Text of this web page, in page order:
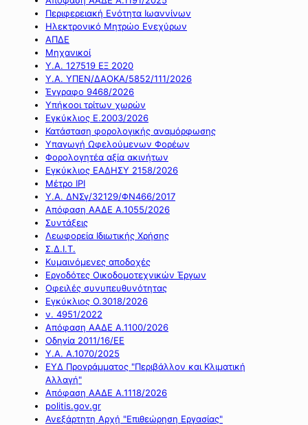
Περιφερειακή Ενότητα Ιωαννίνων
Ηλεκτρονικό Μητρώο Ενεχύρων
ΑΠΔΕ
Μηχανικοί
Υ.Α. 127519 ΕΞ 2020
Υ.Α. ΥΠΕΝ/ΔΑΟΚΑ/5852/111/2026
Έγγραφο 9468/2026
Υπήκοοι τρίτων χωρών
Εγκύκλιος Ε.2003/2026
Κατάσταση φορολογικής αναμόρφωσης
Υπαγωγή Ωφελούμενων Φορέων
Φορολογητέα αξία ακινήτων
Εγκύκλιος ΕΑΔΗΣΥ 2158/2026
Μέτρο IPI
Υ.Α. ΔΝΣγ/32129/ΦΝ466/2017
Απόφαση ΑΑΔΕ Α.1055/2026
Συντάξεις
Λεωφορεία Ιδιωτικής Χρήσης
Σ.Δ.Ι.Τ.
Κυμαινόμενες αποδοχές
Εργοδότες Οικοδομοτεχνικών Έργων
Οφειλές συνυπευθυνότητας
Εγκύκλιος Ο.3018/2026
ν. 4951/2022
Απόφαση ΑΑΔΕ Α.1100/2026
Οδηγία 2011/16/ΕΕ
Υ.Α. Α.1070/2025
ΕΥΔ Προγράμματος "Περιβάλλον και Κλιματική
Αλλαγή"
Απόφαση ΑΑΔΕ Α.1118/2026
politis.gov.gr
Ανεξάρτητη Αρχή "Επιθεώρηση Εργασίας"